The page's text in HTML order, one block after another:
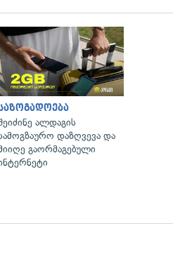
ალდაგის
დაზღვევა და
გაორმაგებული